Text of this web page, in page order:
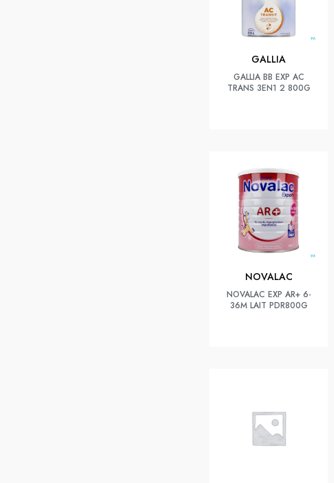
GALLIA
GALLIA BB EXP AC
TRANS 3EN1 2 800G
NOVALAC
NOVALAC EXP AR+ 6-
36M LAIT PDR800G